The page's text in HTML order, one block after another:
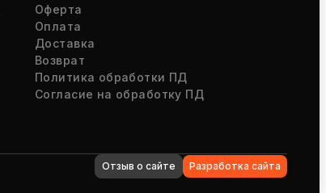
Оферта
Оплата
Доставка
Возврат
Политика обработки ПД
Согласие на обработку ПД
Отзыв о сайте Разработка сайта